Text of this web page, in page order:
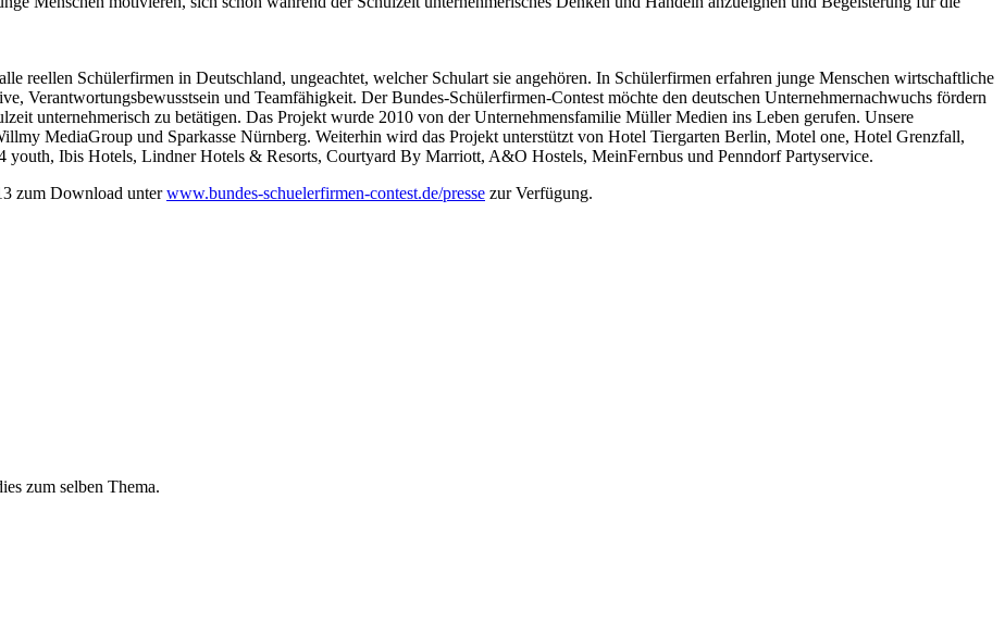
reellen Schülerfirmen in Deutschland, ungeachtet, welcher Schulart sie angehören. In Schülerfirmen erfahren junge Menschen wirtschaftliche
Verantwortungsbewusstsein und Teamfähigkeit. Der Bundes-Schülerfirmen-Contest möchte den deutschen Unternehmernachwuchs fördern
unternehmerisch zu betätigen. Das Projekt wurde 2010 von der Unternehmensfamilie Müller Medien ins Leben gerufen. Unsere
MediaGroup und Sparkasse Nürnberg. Weiterhin wird das Projekt unterstützt von Hotel Tiergarten Berlin, Motel one, Hotel Grenzfall,
Ibis Hotels, Lindner Hotels & Resorts, Courtyard By Marriott, A&O Hostels, MeinFernbus und Penndorf Partyservice.
zum Download unterwww.bundes-schuelerfirmen-contest.de/presse zur Verfügung.
zum selben Thema.